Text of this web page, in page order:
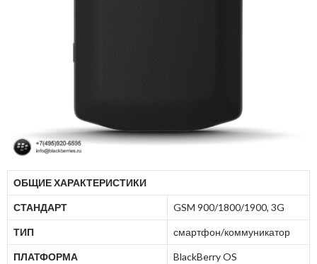
ОБЩИЕ ХАРАКТЕРИСТИКИ
СТАНДАРТ GSM 900/1800/1900, 3G
ТИП смартфон/коммуникатор
ПЛАТФОРМА BlackBerry OS